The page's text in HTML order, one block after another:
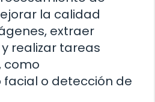
la calidad
extraer
realizar tareas
como
o detección de